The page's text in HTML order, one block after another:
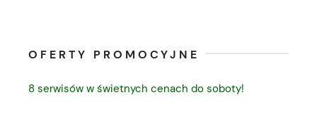
OFERTY PROMOCYJNE
8 serwisów w świetnych cenach do soboty!